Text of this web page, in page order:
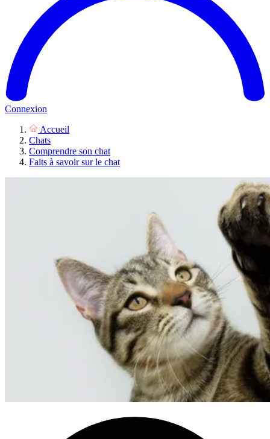
Connexion
Accueil
Chats
Comprendre son chat
Faits à savoir sur le chat